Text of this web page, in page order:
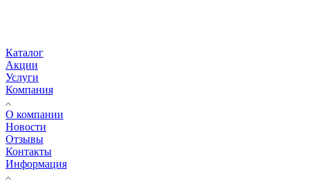
Каталог
Акции
Услуги
Компания
О компании
Новости
Отзывы
Контакты
Информация